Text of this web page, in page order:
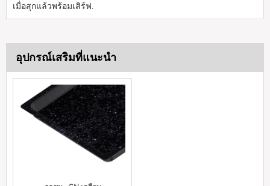
เมื่อสุกแล้วพร้อมเสิร์ฟ.
อุปกรณ์เสริมที่แนะนำ